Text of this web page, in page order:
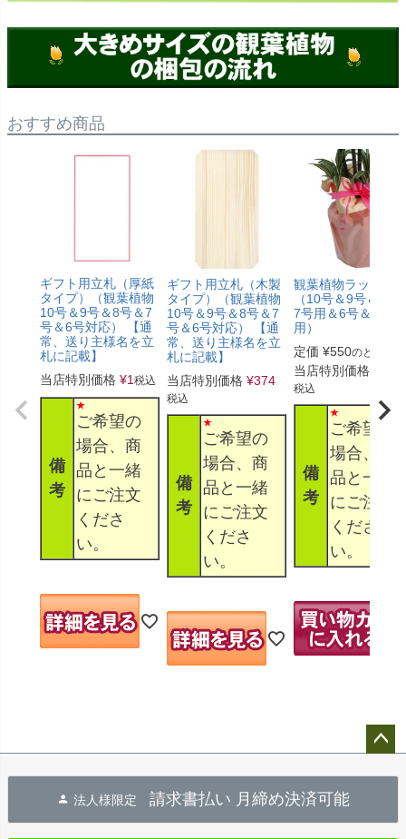
おすすめ商品
ギフト用立札（厚紙
タイプ）（観葉植物
10号＆9号＆8号＆7
号＆6号対応） 【通
常、送り主様名を立
札に記載】
当店特別価格 ¥1 税込
備
考
ご希望の
場合、商
品と一緒
にご注文
くださ
い。
ギフト用立札（木製
タイプ）（観葉植物
10号＆9号＆8号＆7
号＆6号対応） 【通
常、送り主様名を立
札に記載】
当店特別価格 ¥374
税込
備
考
ご希望の
場合、商
品と一緒
にご注文
くださ
い。
観葉植物ラッピン
（10号＆9号＆8号
7号用＆6号＆5号
用）
定価 ¥550のところ
当店特別価格
税込
備
考
ご希望の
場合、商
品と一緒
にご注文
くださ
い。
へ
法人様限定 請求書払い 月締め決済可能